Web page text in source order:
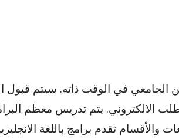
الجامعي في الوقت ذاته. سيتم قبول
الالكتروني. يتم تدريس معظم
والأقسام تقدم برامج باللغة